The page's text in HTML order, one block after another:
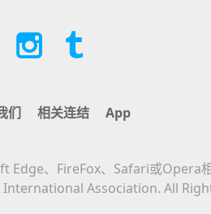
们 相关连结 App
Edge、FireFox、Safari或Opera
Association. All